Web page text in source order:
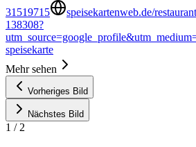
31519715
speisekartenweb.de/
138308?
speisekarte
Mehr sehen
Vorheriges Bild
Nächstes Bild
1 /2